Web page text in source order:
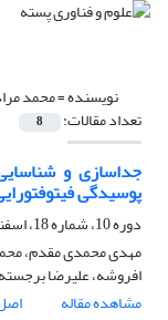
نویسنده =محمد
تعداد مقالات: 8
جداسازی و
پوسیدگی
دوره 10، شماره 18، اسفند 1404، صفحه
مهدی محمدی مقدم،
افروشه، علیرضا
مشاهده مقاله